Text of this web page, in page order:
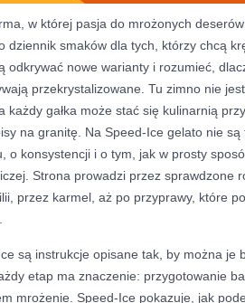
w której pasja do mrożonych
dziennik smaków dla tych, którzy chcą
odkrywać nowe warianty i rozumieć,
przekrystalizowane. Tu zimno nie
każdy gałka może stać się kulinarnią
na granitę. Na Speed-Ice gelato nie są
o konsystencji i o tym, jak w prosty
Strona prowadzi przez sprawdzone
przez karmel, aż po przyprawy, które
są instrukcje opisane tak, by można je
etap ma znaczenie: przygotowanie
mrożenie. Speed-Ice pokazuje, jak